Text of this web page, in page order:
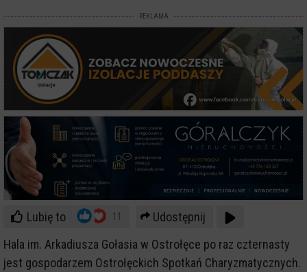
REKLAMA
Lubię to 11
Udostępnij
Hala im. Arkadiusza Gołasia w Ostrołęce po raz czternasty
jest gospodarzem Ostrołęckich Spotkań Charyzmatycznych.